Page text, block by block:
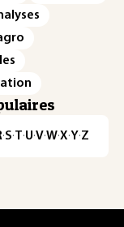
·S·T·U·V·W·X·Y·Z